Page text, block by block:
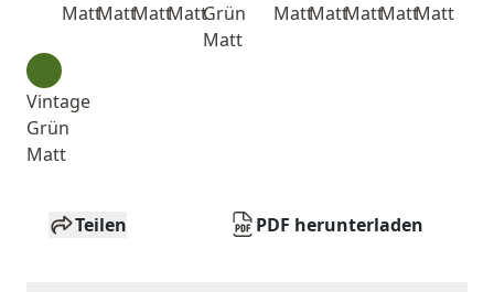
MattMattMattMattGrün
Matt
MattMattMattMattMatt
Vintage
Grün
Matt
Teilen PDF herunterladen